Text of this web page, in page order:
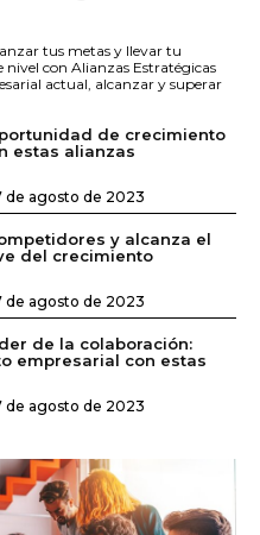
tus metas y llevar tu
nivel con Alianzas Estratégicas
actual, alcanzar y superar
de crecimiento
estas alianzas
de agosto de 2023
y alcanza el
del crecimiento
de agosto de 2023
de la colaboración:
empresarial con estas
de agosto de 2023